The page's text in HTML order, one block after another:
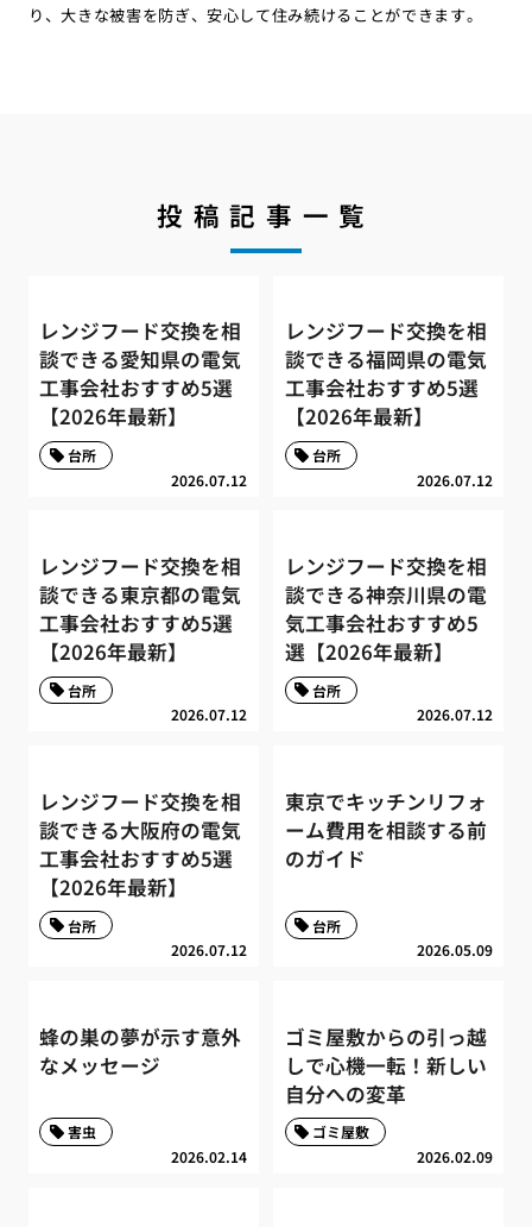
り、大きな被害を防ぎ、安心して住み続けることができます。
投稿記事一覧
レンジフード交換を相
談できる愛知県の電気
工事会社おすすめ5選
【2026年最新】
2026.07.12
台所
レンジフード交換を相
談できる福岡県の電気
工事会社おすすめ5選
【2026年最新】
2026.07.12
台所
レンジフード交換を相
談できる東京都の電気
工事会社おすすめ5選
【2026年最新】
2026.07.12
台所
レンジフード交換を相
談できる神奈川県の電
気工事会社おすすめ5
選【2026年最新】
2026.07.12
台所
レンジフード交換を相
談できる大阪府の電気
工事会社おすすめ5選
【2026年最新】
2026.07.12
台所
東京でキッチンリフォ
ーム費用を相談する前
のガイド
2026.05.09
台所
蜂の巣の夢が示す意外
なメッセージ
2026.02.14
害虫
ゴミ屋敷からの引っ越
しで心機一転！新しい
自分への変革
2026.02.09
ゴミ屋敷